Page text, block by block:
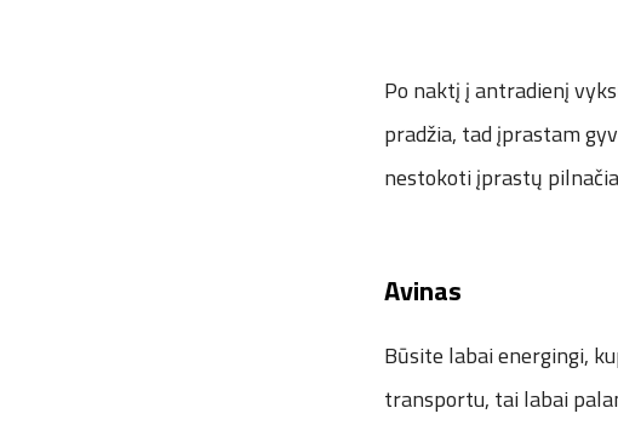
Po naktį į antradienį
pradžia, tad įprastam
nestokoti įprastų
Avinas
Būsite labai energingi,
transportu, tai labai